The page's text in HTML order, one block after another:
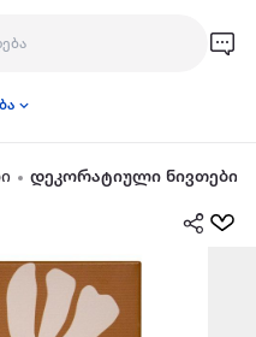
დეკორატიული ნივთები